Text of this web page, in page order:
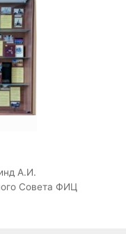
А.И.
Совета ФИЦ